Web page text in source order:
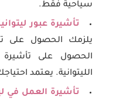
سياحية فقط.
تأشيرة عبور
يلزمك الحصول على
الحصول على تأشيرة
الليتوانية. يعتمد
تأشيرة العمل في